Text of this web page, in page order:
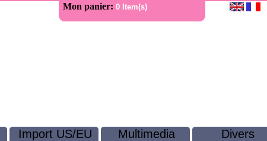
Mon panier: 0 Item(s)
Import US/EU Multimedia Divers